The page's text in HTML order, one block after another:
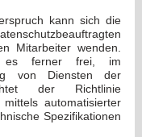
kann sich die
Mitarbeiter wenden.
es ferner frei, im
von Diensten der
der Richtlinie
automatisierter
Spezifikationen